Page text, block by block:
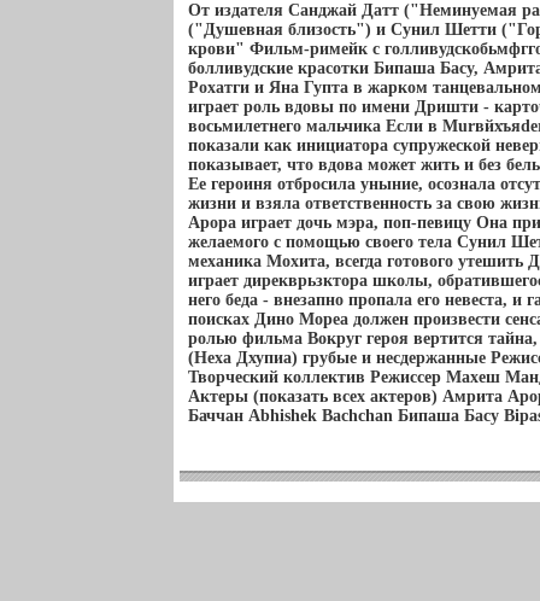
От издателя Санджай Датт ("Неминуемая
("Душевная близость") и Сунил Шетти
крови" Фильм-римейк с
болливудские красотки Бипаша Басу,
Рохатги и Яна Гупта в жарком
играет роль вдовы по имени Дришти -
восьмилетнего мальчика Если в
показали как инициатора супружеской
показывает, что вдова может жить и без
Ее героиня отбросила уныние, осознала
жизни и взяла ответственность за свою
Арора играет дочь мэра, поп-певицу Она
желаемого с помощью своего тела Сунил
механика Мохита, всегда готового
играет дирекврьзктора школы,
него беда - внезапно пропала его невеста, и
поисках Дино Мореа должен произвести
ролью фильма Вокруг героя вертится
(Неха Дхупиа) грубые и несдержанные
Творческий коллектив Режиссер Махеш
Актеры (показать всех актеров) Амрита
Баччан Abhishek Bachchan Бипаша Басу